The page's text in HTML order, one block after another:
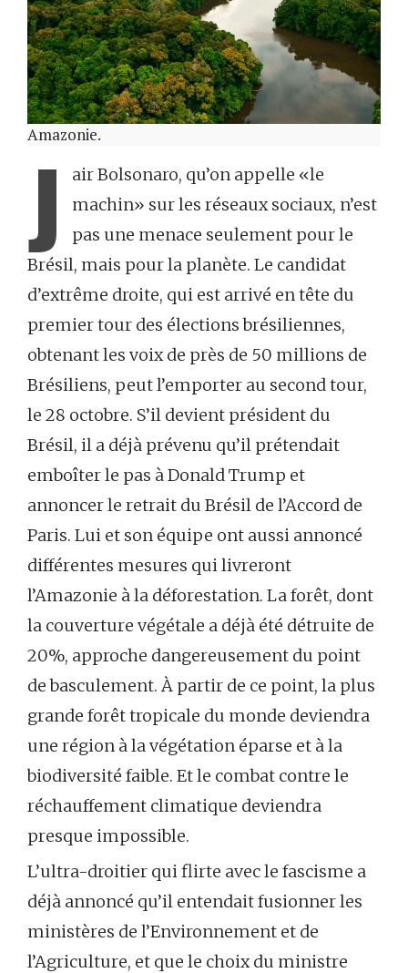
Amazonie.
J
air Bolsonaro, qu’on appelle «le
machin» sur les réseaux sociaux, n’est
pas une menace seulement pour le
Brésil, mais pour la planète. Le candidat
d’extrême droite, qui est arrivé en tête du
premier tour des élections brésiliennes,
obtenant les voix de près de 50 millions de
Brésiliens, peut l’emporter au second tour,
le 28 octobre. S’il devient président du
Brésil, il a déjà prévenu qu’il prétendait
emboîter le pas à Donald Trump et
annoncer le retrait du Brésil de l’Accord de
Paris. Lui et son équipe ont aussi annoncé
différentes mesures qui livreront
l’Amazonie à la déforestation. La forêt, dont
la couverture végétale a déjà été détruite de
20%, approche dangereusement du point
de basculement. À partir de ce point, la plus
grande forêt tropicale du monde deviendra
une région à la végétation éparse et à la
biodiversité faible. Et le combat contre le
réchauffement climatique deviendra
presque impossible.
L’ultra-droitier qui flirte avec le fascisme a
déjà annoncé qu’il entendait fusionner les
ministères de l’Environnement et de
l’Agriculture, et que le choix du ministre